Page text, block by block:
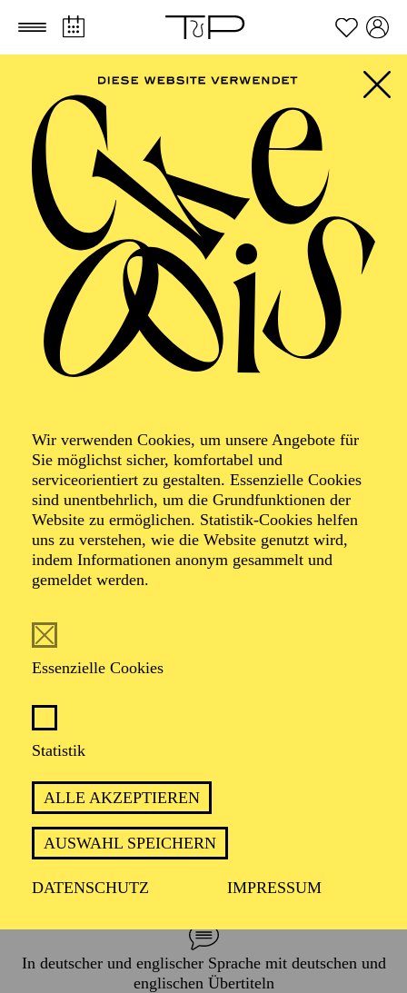
Zum Hauptinhalt springen Zum Footer springen
Wir verwenden Cookies, um unsere Angebote für
Sie möglichst sicher, komfortabel und
serviceorientiert zu gestalten. Essenzielle Cookies
sind unentbehrlich, um die Grundfunktionen der
Website zu ermöglichen. Statistik-Cookies helfen
uns zu verstehen, wie die Website genutzt wird,
indem Informationen anonym gesammelt und
gemeldet werden.
Essenzielle Cookies
Statistik
ALLE AKZEPTIEREN
AUSWAHL SPEICHERN
DATENSCHUTZ IMPRESSUM
AALTO MUSIKTHEATER
Anything Goes
Musical in 2 Akten von Cole Porter
Musik und Gesangstexte von Cole Porter, Buch von
Guy Bolton, P.G. Wodehouse, Howard Lindsay und
Russel Crouse, Neufassung von Timothy Crouse und
John Weidman, deutsche Fassung von Niklas Wagner
und Roman Hinze
KOMMEN SIE AN BORD FÜR EINE
UND LIEBE
21. November 2026
In deutscher und englischer Sprache mit deutschen und
englischen Übertiteln